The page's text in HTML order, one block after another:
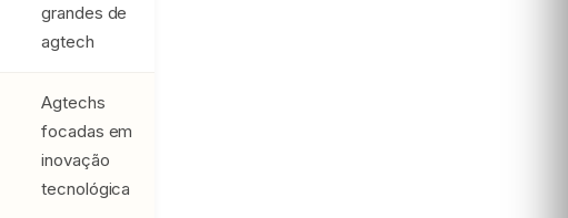
grandes de
agtech
Agtechs
focadas em
inovação
tecnológica